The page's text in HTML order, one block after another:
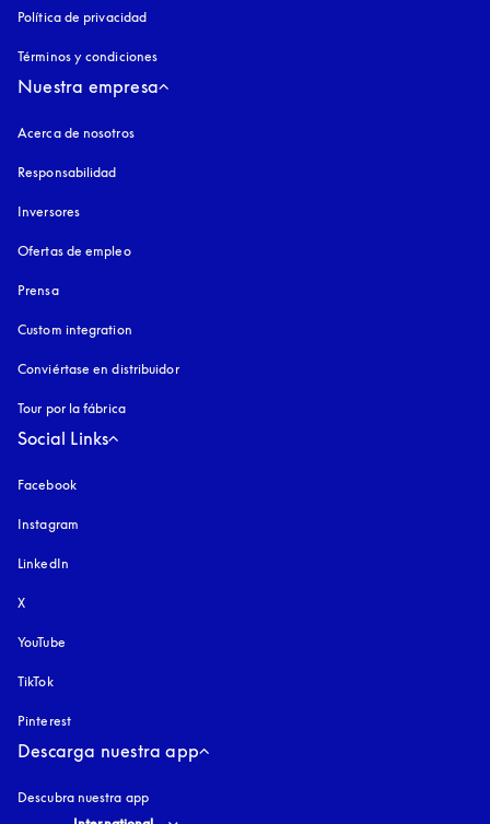
Política de privacidad
Términos y condiciones
Nuestra empresa
Acerca de nosotros
Responsabilidad
Inversores
Ofertas de empleo
Prensa
Custom integration
Conviértase en distribuidor
Tour por la fábrica
Social Links
Facebook
Instagram
LinkedIn
X
YouTube
TikTok
Pinterest
Descarga nuestra app
Descubra nuestra app